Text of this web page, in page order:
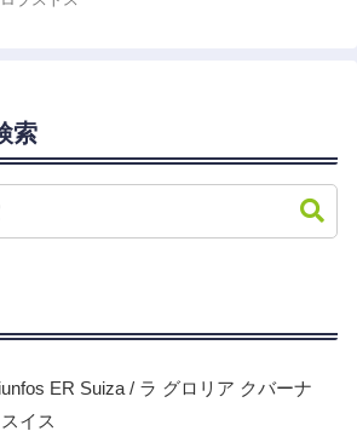
索
ER Suiza / ラ グロリア クバーナ
イス